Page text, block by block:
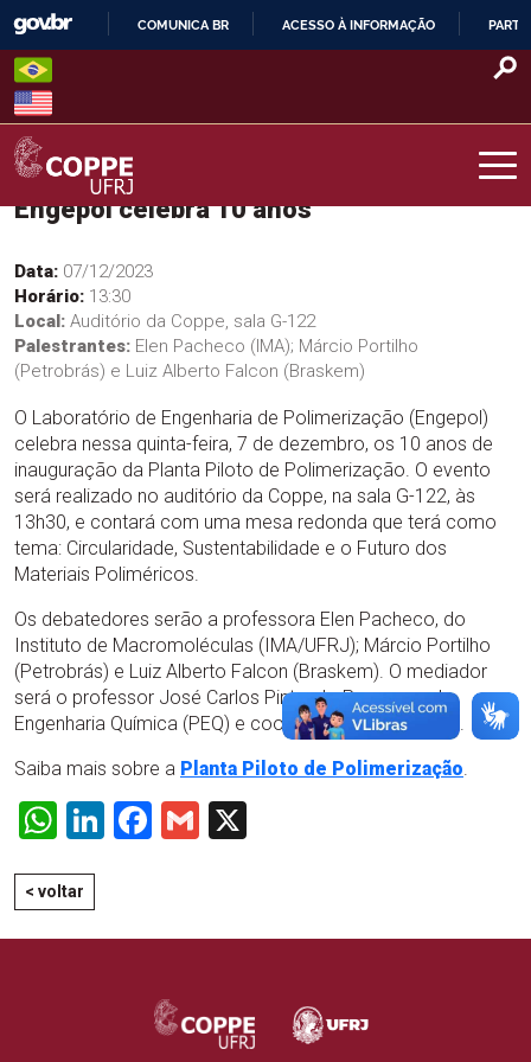
Skip
content
O
COMUNICA BR ACESSO À INFORMAÇÃO
COPPE – UFRJ
Engepol celebra 10 anos
Data: 07/12/2023
Horário: 13:30
Local: Auditório da Coppe, sala G-122
Palestrantes: Elen Pacheco (IMA); Márcio Portilho
(Petrobrás) e Luiz Alberto Falcon (Braskem)
O Laboratório de Engenharia de Polimerização (Engepol)
celebra nessa quinta-feira, 7 de dezembro, os 10 anos de
inauguração da Planta Piloto de Polimerização. O evento
será realizado no auditório da Coppe, na sala G-122, às
13h30, e contará com uma mesa redonda que terá como
tema: Circularidade, Sustentabilidade e o Futuro dos
Materiais Poliméricos.
Os debatedores serão a professora Elen Pacheco, do
Instituto de Macromoléculas (IMA/UFRJ); Márcio Portilho
(Petrobrás) e Luiz Alberto Falcon (Braskem). O mediador
será o professor José Carlos Pinto, do Programa de
Engenharia Química (PEQ) e coordenador do Engepol.
Saiba mais sobre a Planta Piloto de Polimerização.
WhatsApp
LinkedIn
Facebook
Gmail
< voltar